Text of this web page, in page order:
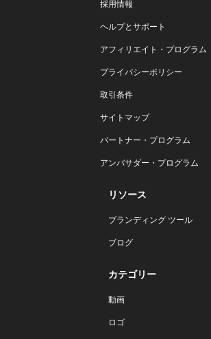
採用情報
ヘルプとサポート
アフィリエイト・プログラム
プライバシーポリシー
取引条件
サイトマップ
パートナー・プログラム
アンバサダー・プログラム
リソース
ブランディング ツール
ブログ
カテゴリー
動画
ロゴ